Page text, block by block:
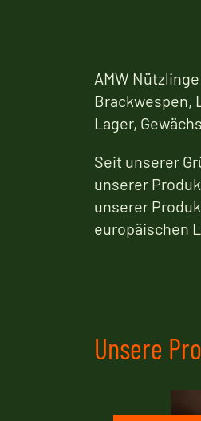
AMW
Brackwespen,
Lager,
Seit unserer
unserer
unserer
europäischen
Unsere